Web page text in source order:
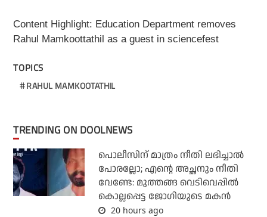
Content Highlight: Education Department removes
Rahul Mamkoottathil as a guest in sciencefest
TOPICS
RAHUL MAMKOOTATHIL
TRENDING ON DOOLNEWS
പൊലീസിന് മാത്രം നീതി ലഭിച്ചാല്‍
പോരല്ലോ; എന്റെ അച്ഛനും നീതി
വേണ്ടേ: മുത്തങ്ങ വെടിവെപ്പില്‍
കൊല്ലപ്പെട്ട ജോഗിയുടെ മകന്‍
20 hours ago